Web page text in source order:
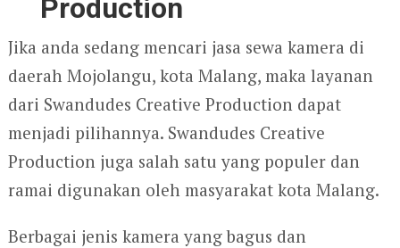
Production
Jika anda sedang mencari jasa sewa kamera di
daerah Mojolangu, kota Malang, maka layanan
dari Swandudes Creative Production dapat
menjadi pilihannya. Swandudes Creative
Production juga salah satu yang populer dan
ramai digunakan oleh masyarakat kota Malang.
Berbagai jenis kamera yang bagus dan